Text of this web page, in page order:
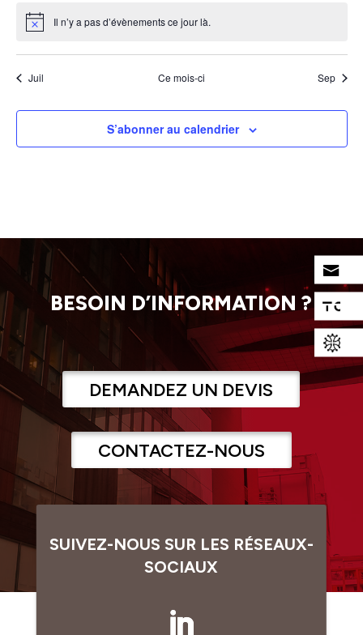
Notice Il n’y a pas d’évènements ce jour là.
Juil Ce mois-ci Sep
S’abonner au calendrier
BESOIN D’INFORMATION ?
DEMANDEZ UN DEVIS
CONTACTEZ-NOUS
SUIVEZ-NOUS SUR LES RÉSEAUX-
SOCIAUX